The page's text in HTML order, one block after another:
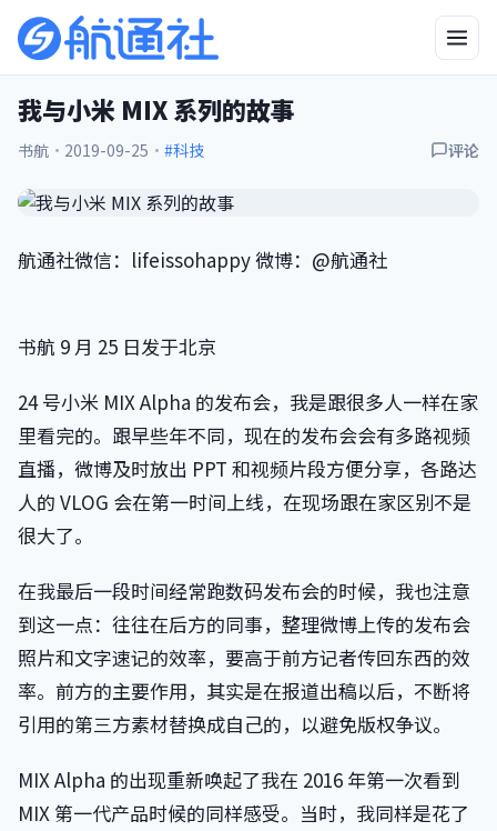
我与小米 MIX 系列的故事
书航 · 2019-09-25 · #科技 评论
航通社微信：lifeissohappy 微博：@航通社
书航 9 月 25 日发于北京
24 号小米 MIX Alpha 的发布会，我是跟很多人一样在家
里看完的。跟早些年不同，现在的发布会会有多路视频
直播，微博及时放出 PPT 和视频片段方便分享，各路达
人的 VLOG 会在第一时间上线，在现场跟在家区别不是
很大了。
在我最后一段时间经常跑数码发布会的时候，我也注意
到这一点：往往在后方的同事，整理微博上传的发布会
照片和文字速记的效率，要高于前方记者传回东西的效
率。前方的主要作用，其实是在报道出稿以后，不断将
引用的第三方素材替换成自己的，以避免版权争议。
MIX Alpha 的出现重新唤起了我在 2016 年第一次看到
MIX 第一代产品时候的同样感受。当时，我同样是花了